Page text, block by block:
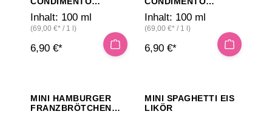
Inhalt: 100 ml
(69,00 €* / 1 l)
6,90 €*
Inhalt: 100 ml
(69,00 €* / 1 l)
6,90 €*
MINI HAMBURGER
FRANZBRÖTCHEN
MINI SPAGHETTI EIS
LIKÖR